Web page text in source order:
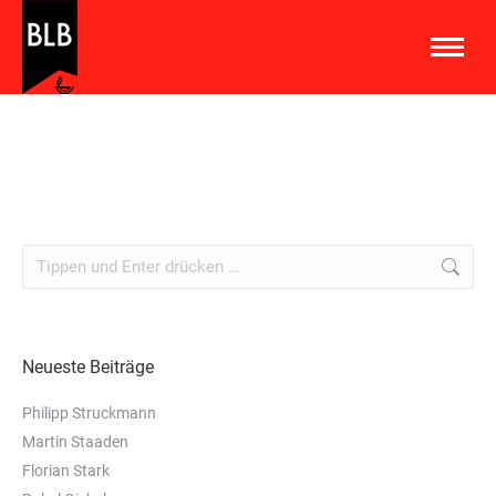
Neueste Beiträge
Philipp Struckmann
Martin Staaden
Florian Stark